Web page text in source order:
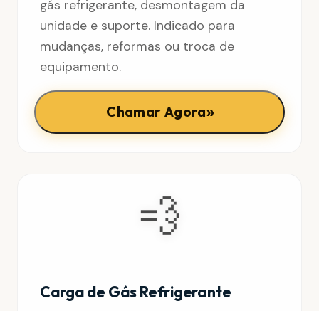
gás refrigerante, desmontagem da
unidade e suporte. Indicado para
mudanças, reformas ou troca de
equipamento.
Chamar Agora»
💨
Carga de Gás Refrigerante